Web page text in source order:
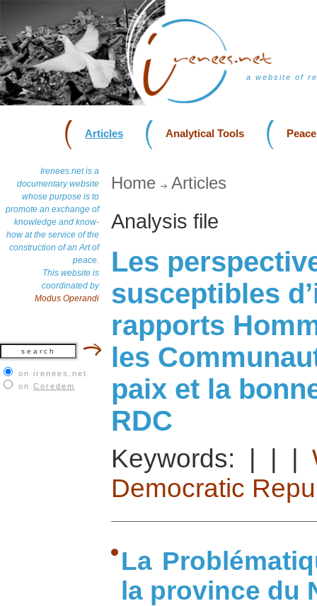
a website of
Articles Analytical Tools
Irenees.net is a
documentary website
whose purpose is to
promote an exchange of
knowledge and know-
how at the service of the
construction of an Art of
peace.
This website is
coordinated by
Modus Operandi
on irenees.net
on Coredem
Home Articles
Analysis file
Les
susceptibles
rapports
les
paix et la
RDC
Keywords: |
Democratic
La
la province du